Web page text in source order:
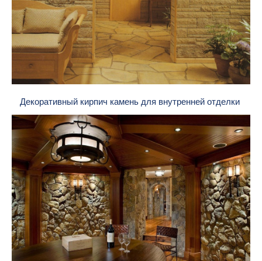
Декоративный кирпич камень для внутренней отделки